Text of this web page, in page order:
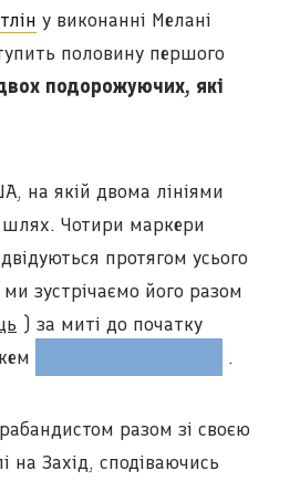
у виконанні Мелані
половину першого
подорожуючих, які
на якій двома лініями
шлях. Чотири маркери
протягом усього
зустрічаємо його разом
) за миті до початку
.
разом зі своєю
на Захід, сподіваючись